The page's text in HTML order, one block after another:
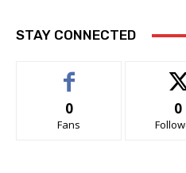
STAY CONNECTED
0
Fans
0